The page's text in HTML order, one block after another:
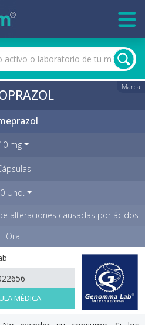
Marca
mg
Und.
alteraciones causadas por ácidos
Oral
MÉDICA